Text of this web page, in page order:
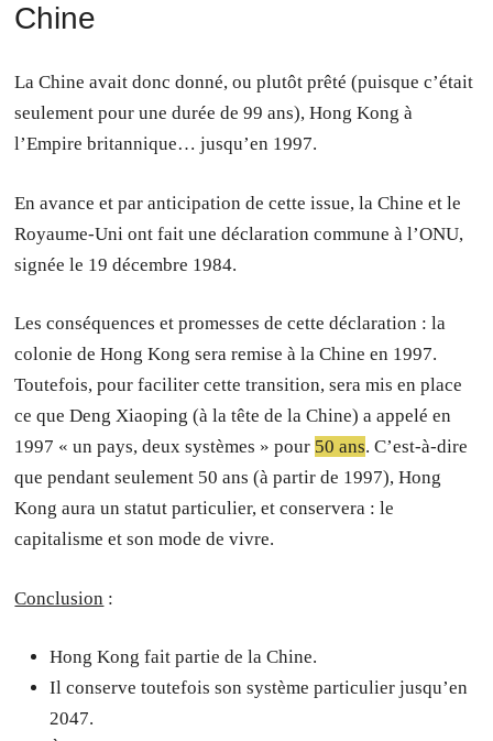
Chine
La Chine avait donc donné, ou plutôt prêté (puisque c’était
seulement pour une durée de 99 ans), Hong Kong à
l’Empire britannique… jusqu’en 1997.
En avance et par anticipation de cette issue, la Chine et le
Royaume-Uni ont fait une déclaration commune à l’ONU,
signée le 19 décembre 1984.
Les conséquences et promesses de cette déclaration : la
colonie de Hong Kong sera remise à la Chine en 1997.
Toutefois, pour faciliter cette transition, sera mis en place
ce que Deng Xiaoping (à la tête de la Chine) a appelé en
1997 « un pays, deux systèmes » pour 50 ans. C’est-à-dire
que pendant seulement 50 ans (à partir de 1997), Hong
Kong aura un statut particulier, et conservera : le
capitalisme et son mode de vivre.
Conclusion :
Hong Kong fait partie de la Chine.
Il conserve toutefois son système particulier jusqu’en
2047.